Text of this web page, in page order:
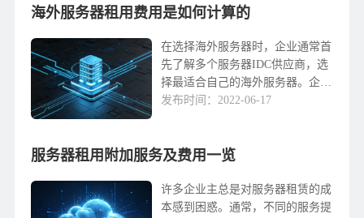
有时是这个IDC...
海外服务器租用费用是如何计算的
在选择海外服务器时，企业通常首
先了解多个服务器IDC供应商，选
择最适合自己的海外服务器。企业
在选择海外服务器时，不仅要看配
格高，有的价格低...
发布时间：2022-06-17
服务器租用附加服务及费用一览
许多企业主总是对服务器租赁的成
本感到困惑。通常，不同的服务提